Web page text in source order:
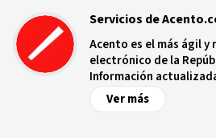
Servicios de
Acento es el más ágil
electrónico de la
Información
de las noticias y
nivel nacional e
Ver más